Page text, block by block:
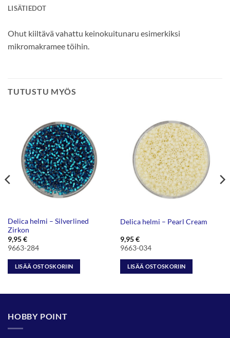
LISÄTIEDOT
Ohut kiiltävä vahattu keinokuitunaru esimerkiksi
mikromakramee töihin.
TUTUSTU MYÖS
Delica helmi – Silverlined
Zirkon
9,95€
9663-284
LISÄÄ OSTOSKORIIN
Delica helmi – Pearl Cream
9,95€
9663-034
LISÄÄ OSTOSKORIIN
HOBBY POINT